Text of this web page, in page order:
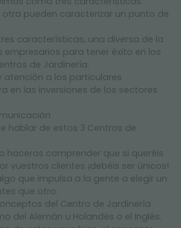
otra pueden caracterizar un punto de
características, una diversa de la
empresarios para tener éxito en los
de Jardinería.
a los particulares
las inversiones de los sectores
hablar de estos 3 Centros de
haceros comprender que si queréis
vuestros clientes ¡debéis ser únicos!
que impulsa a la gente a elegir un
que otro.
del Centro de Jardinería
del Alemán u Holandés o el Inglés.